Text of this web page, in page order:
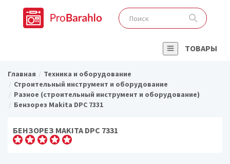
ТОВАРЫ
Главная
Техника и оборудование
Строительный инструмент и оборудование
Разное (строительный инструмент и оборудование)
Бензорез Makita DPC 7331
БЕНЗОРЕЗ MAKITA DPC 7331